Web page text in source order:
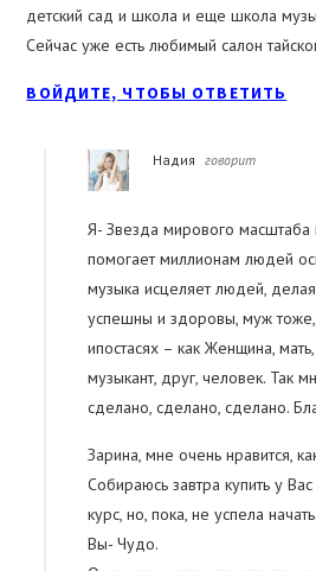
детский сад и школа и еще школа
Сейчас уже есть любимый салон
ВОЙДИТЕ, ЧТОБЫ ОТВЕТИТЬ
Надия говорит
Я- Звезда мирового
помогает миллионам людей
музыка исцеляет людей,
успешны и здоровы, муж
ипостасях – как Женщина,
музыкант, друг, человек. Так
сделано, сделано, сделано.
Зарина, мне очень нравится,
Собираюсь завтра купить у
курс, но, пока, не успела начать.
Вы- Чудо.